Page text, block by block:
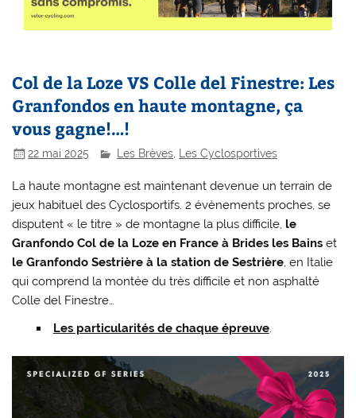
Col de la Loze VS Colle del Finestre: Les
Granfondos en haute montagne, ça
vous gagne!…!
22 mai 2025 Les Brèves Les Cyclosportives
La haute montagne est maintenant devenue un terrain de
jeux habituel des Cyclosportifs. 2 évènements proches, se
disputent « le titre » de montagne la plus difficile, le
Granfondo Col de la Loze en France à Brides les Bains et
le Granfondo Sestrière à la station de Sestrière, en Italie
qui comprend la montée du très difficile et non asphalté
Colle del Finestre…
Les particularités de chaque épreuve.